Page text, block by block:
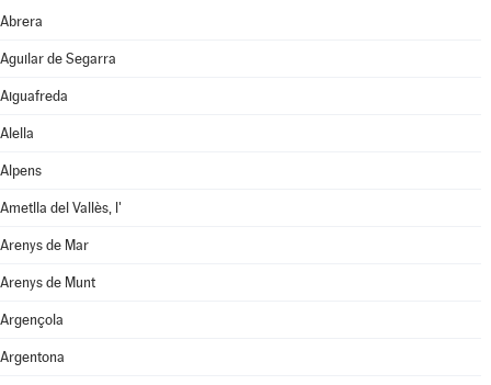
Abrera
Aguilar de Segarra
Aiguafreda
Alella
Alpens
Ametlla del Vallès, l'
Arenys de Mar
Arenys de Munt
Argençola
Argentona